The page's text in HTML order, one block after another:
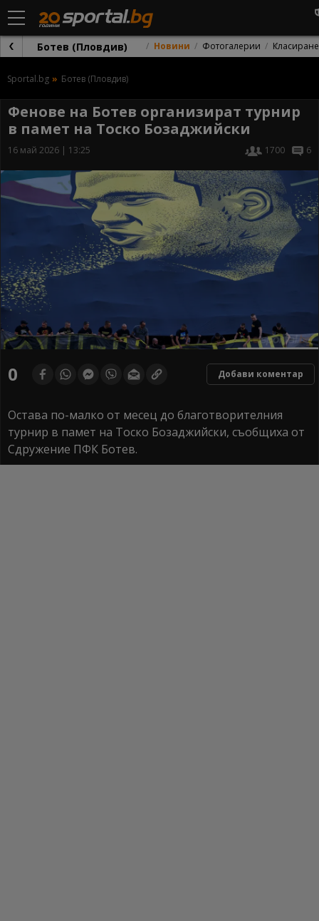
Ботев (Пловдив) Новини Фотогалерии Класиране
Sportal.bg Ботев (Пловдив)
Фенове на Ботев организират турнир
в памет на Тоско Бозаджийски
16 май 2026 | 13:25 1700 6
0 Добави коментар
Остава по-малко от месец до благотворителния
турнир в памет на Тоско Бозаджийски, съобщиха от
Сдружение ПФК Ботев.